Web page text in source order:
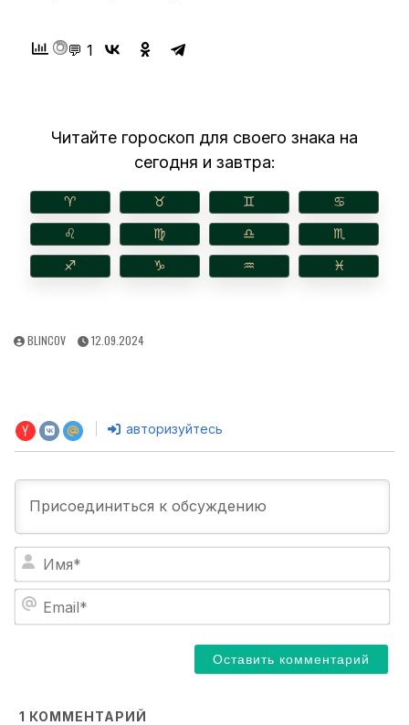
💬 1
Читайте гороскоп для своего знака на
сегодня и завтра:
♈︎ ♉︎ ♊︎ ♋︎
♌︎ ♍︎ ♎︎ ♏︎
♐︎ ♑︎ ♒︎ ♓︎
AUTHOR:
BLINCOV
PUBLISHED
12.09.2024
авторизуйтесь
И
я
1 КОММЕНТАРИЙ